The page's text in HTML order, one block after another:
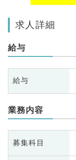
求人詳細
給与
給与
業務内容
募集科目